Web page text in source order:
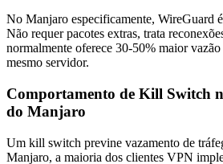
No Manjaro especificamente, WireGuard
Não requer pacotes extras, trata
normalmente oferece 30-50% maior
mesmo servidor.
Comportamento de Kill Switch
do Manjaro
Um kill switch previne vazamento de
Manjaro, a maioria dos clientes VPN